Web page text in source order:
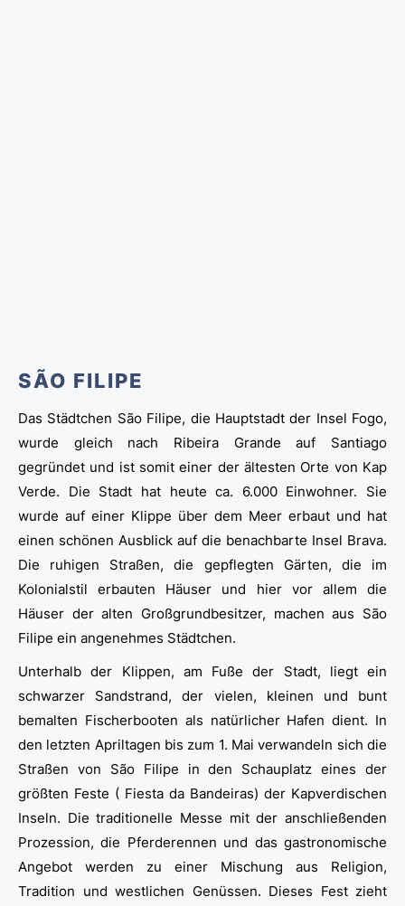
SÃO FILIPE
Das Städtchen São Filipe, die Hauptstadt der Insel Fogo,
wurde gleich nach Ribeira Grande auf Santiago
gegründet und ist somit einer der ältesten Orte von Kap
Verde. Die Stadt hat heute ca. 6.000 Einwohner. Sie
wurde auf einer Klippe über dem Meer erbaut und hat
einen schönen Ausblick auf die benachbarte Insel Brava.
Die ruhigen Straßen, die gepflegten Gärten, die im
Kolonialstil erbauten Häuser und hier vor allem die
Häuser der alten Großgrundbesitzer, machen aus São
Filipe ein angenehmes Städtchen.
Unterhalb der Klippen, am Fuße der Stadt, liegt ein
schwarzer Sandstrand, der vielen, kleinen und bunt
bemalten Fischerbooten als natürlicher Hafen dient. In
den letzten Apriltagen bis zum 1. Mai verwandeln sich die
Straßen von São Filipe in den Schauplatz eines der
größten Feste ( Fiesta da Bandeiras) der Kapverdischen
Inseln. Die traditionelle Messe mit der anschließenden
Prozession, die Pferderennen und das gastronomische
Angebot werden zu einer Mischung aus Religion,
Tradition und westlichen Genüssen. Dieses Fest zieht